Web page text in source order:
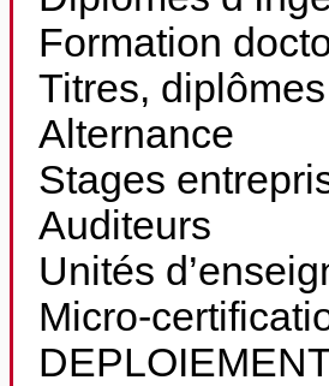
Formation
Titres,
Alternance
Stages
Auditeurs
Unités
Micro-